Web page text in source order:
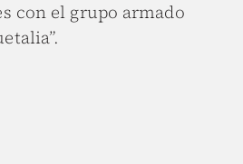
con el grupo armado